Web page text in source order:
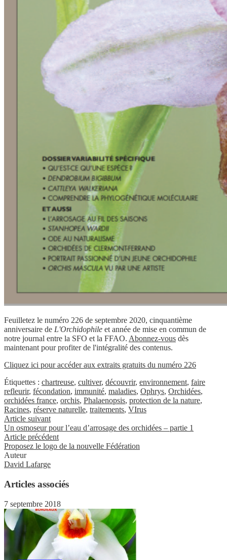
Feuilletez le numéro 226 de septembre 2020, cinquantième
anniversaire de L'Orchidophile et année de mise en commun de
notre journal entre la SFO et la FFAO. Abonnez-vous dès
maintenant pour profiter de l'intégralité des contenus.
Cliquez ici pour accéder aux extraits gratuits du numéro 226
Étiquettes : chartreuse, cultiver, découvrir, environnement, faire
refleurir, fécondation, immunité, maladies, Ophrys, Orchidées,
orchidées france, orchis, Phalaenopsis, protection de la nature,
Racines, réserve naturelle, traitements, VIrus
Article suivant
Un osmoseur pour l’eau d’arrosage des orchidées – partie 1
Article précédent
Proposez le logo de la nouvelle Fédération
Auteur
David Lafarge
Articles associés
7 septembre 2018